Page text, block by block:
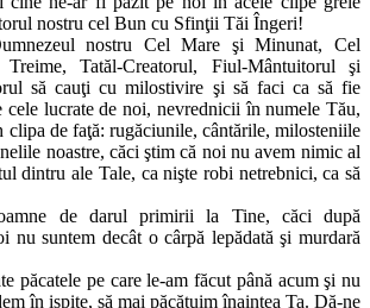
nostru cel Bun cu Sfinţii Tăi Îngeri!
nostru Cel Mare şi Minunat, Cel
Tatăl-Creatorul, Fiul-Mântuitorul şi
să cauţi cu milostivire şi să faci ca să fie
cele lucrate de noi, nevrednicii în numele Tău,
clipa de faţă: rugăciunile, cântările, milosteniile
noastre, căci ştim că noi nu avem nimic al
dintru ale Tale, ca nişte robi netrebnici, ca să
de darul primirii la Tine, căci după
nu suntem decât o cârpă lepădată şi murdară
păcatele pe care le-am făcut până acum şi nu
în ispite, să mai păcătuim înaintea Ta. Dă-ne